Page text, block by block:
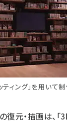
ティング」を用い
・描画は、「